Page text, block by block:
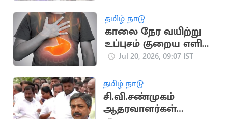
தமிழ் நாடு
காலை நேர வயிற்று
உப்புசம் குறைய எளிய
வீட்டு வைத்தியங்கள்!
Jul 20, 2026, 09:07 IST
தமிழ் நாடு
சி.வி.சண்முகம்
ஆதரவாளர்கள்